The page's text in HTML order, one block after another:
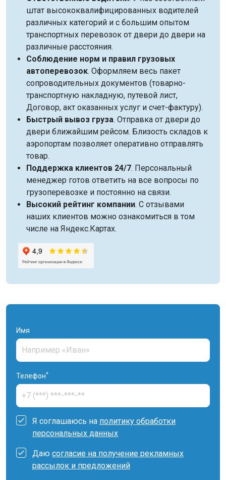
штат высококвалифицированных водителей
различных категорий и с большим опытом
транспортных перевозок от двери до двери на
различные расстояния.
Соблюдение норм и правил грузовых
автоперевозок. Оформляем весь пакет
сопроводительных документов (товарно-
транспортную накладную, путевой лист,
Договор, акт оказанных услуг и счет-фактуру).
Быстрый вывоз груза. Отправка от двери до
двери ближайшим рейсом. Близость складов к
аэропортам позволяет оперативно отправлять
товар.
Поддержка клиентов 24/7. Персональный
менеджер готов ответить на все вопросы по
грузоперевозке и постоянно на связи.
Высокий рейтинг компании. С отзывами
наших клиентов можно ознакомиться в том
числе на Яндекс.Картах.
Имя
Телефон*
Я соглашаюсь на политику обработки
персональных данных
Даю согласие на получение рекламных
рассылок и предложений